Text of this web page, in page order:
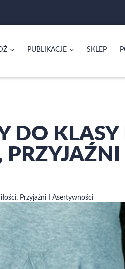
PUBLIKACJE SKLEP
DO
Przyjaźni I Asertywności